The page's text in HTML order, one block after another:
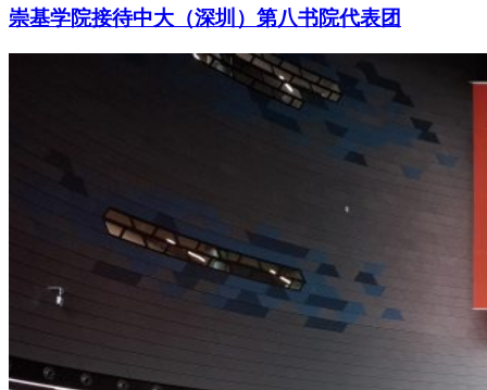
崇基学院接待中大（深圳）第八书院代表团